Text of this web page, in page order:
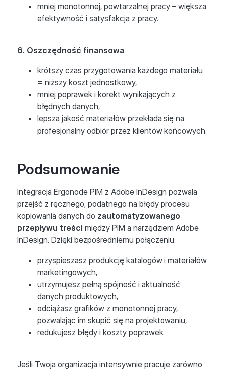
mniej monotonnej, powtarzalnej pracy – większa
efektywność i satysfakcja z pracy.
6. Oszczędność finansowa
krótszy czas przygotowania każdego materiału
= niższy koszt jednostkowy,
mniej poprawek i korekt wynikających z
błędnych danych,
lepsza jakość materiałów przekłada się na
profesjonalny odbiór przez klientów końcowych.
Podsumowanie
Integracja Ergonode PIM z Adobe InDesign pozwala
przejść z ręcznego, podatnego na błędy procesu
kopiowania danych do zautomatyzowanego
przepływu treści między PIM a narzędziem Adobe
InDesign. Dzięki bezpośredniemu połączeniu:
przyspieszasz produkcję katalogów i materiałów
marketingowych,
utrzymujesz pełną spójność i aktualność
danych produktowych,
odciążasz grafików z monotonnej pracy,
pozwalając im skupić się na projektowaniu,
redukujesz błędy i koszty poprawek.
Jeśli Twoja organizacja intensywnie pracuje zarówno